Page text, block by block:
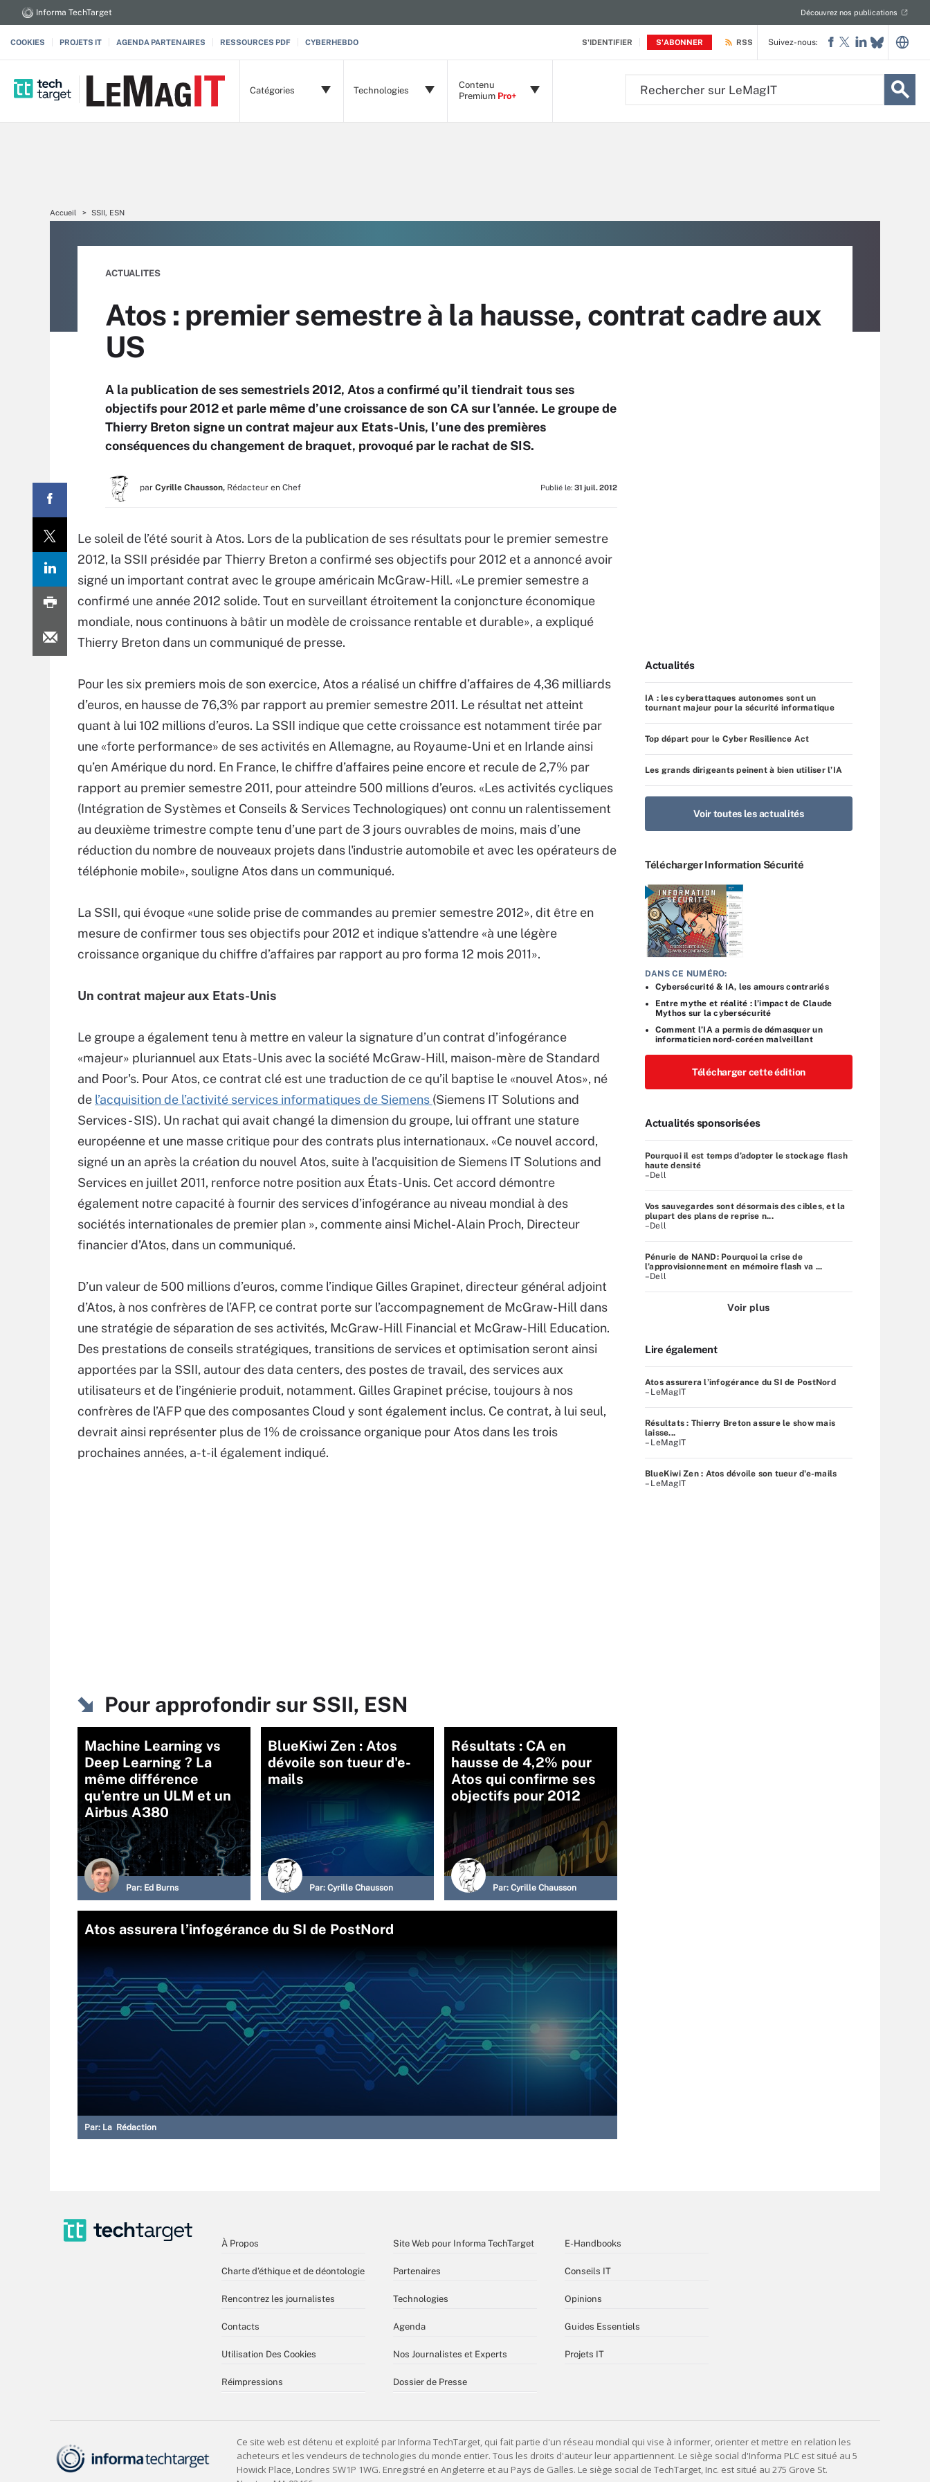
S'IDENTIFIER S'ABONNER
Informa TechTarget Découvrez nos publications
COOKIES PROJETS IT AGENDA PARTENAIRES RESSOURCES PDF CYBERHEBDO RSS
Catégories Technologies
Contenu
Premium Pro+
Suivez-nous:
Accueil SSII, ESN
ACTUALITES
Atos : premier semestre à la hausse, contrat cadre aux
US
A la publication de ses semestriels 2012, Atos a confirmé qu’il tiendrait tous ses
objectifs pour 2012 et parle même d’une croissance de son CA sur l’année. Le groupe de
Thierry Breton signe un contrat majeur aux Etats-Unis, l’une des premières
conséquences du changement de braquet, provoqué par le rachat de SIS.
par Cyrille Chausson, Rédacteur en Chef Publié le: 31 juil. 2012
Le soleil de l’été sourit à Atos. Lors de la publication de ses résultats pour le premier semestre
2012, la SSII présidée par Thierry Breton a confirmé ses objectifs pour 2012 et a annoncé avoir
signé un important contrat avec le groupe américain McGraw-Hill. «Le premier semestre a
confirmé une année 2012 solide. Tout en surveillant étroitement la conjoncture économique
mondiale, nous continuons à bâtir un modèle de croissance rentable et durable», a expliqué
Thierry Breton dans un communiqué de presse.
Pour les six premiers mois de son exercice, Atos a réalisé un chiffre d’affaires de 4,36 milliards
d’euros, en hausse de 76,3% par rapport au premier semestre 2011. Le résultat net atteint
quant à lui 102 millions d’euros. La SSII indique que cette croissance est notamment tirée par
une «forte performance» de ses activités en Allemagne, au Royaume-Uni et en Irlande ainsi
qu’en Amérique du nord. En France, le chiffre d’affaires peine encore et recule de 2,7% par
rapport au premier semestre 2011, pour atteindre 500 millions d’euros. «Les activités cycliques
(Intégration de Systèmes et Conseils & Services Technologiques) ont connu un ralentissement
au deuxième trimestre compte tenu d’une part de 3 jours ouvrables de moins, mais d’une
réduction du nombre de nouveaux projets dans l'industrie automobile et avec les opérateurs de
téléphonie mobile», souligne Atos dans un communiqué.
La SSII, qui évoque «une solide prise de commandes au premier semestre 2012», dit être en
mesure de confirmer tous ses objectifs pour 2012 et indique s'attendre «à une légère
croissance organique du chiffre d’affaires par rapport au pro forma 12 mois 2011».
Un contrat majeur aux Etats-Unis
Le groupe a également tenu à mettre en valeur la signature d’un contrat d’infogérance
«majeur» pluriannuel aux Etats-Unis avec la société McGraw-Hill, maison-mère de Standard
and Poor's. Pour Atos, ce contrat clé est une traduction de ce qu’il baptise le «nouvel Atos», né
de l’acquisition de l’activité services informatiques de Siemens (Siemens IT Solutions and
Services - SIS). Un rachat qui avait changé la dimension du groupe, lui offrant une stature
européenne et une masse critique pour des contrats plus internationaux. «Ce nouvel accord,
signé un an après la création du nouvel Atos, suite à l’acquisition de Siemens IT Solutions and
Services en juillet 2011, renforce notre position aux États-Unis. Cet accord démontre
également notre capacité à fournir des services d’infogérance au niveau mondial à des
sociétés internationales de premier plan », commente ainsi Michel-Alain Proch, Directeur
financier d’Atos, dans un communiqué.
D’un valeur de 500 millions d’euros, comme l’indique Gilles Grapinet, directeur général adjoint
d’Atos, à nos confrères de l’AFP, ce contrat porte sur l’accompagnement de McGraw-Hill dans
une stratégie de séparation de ses activités, McGraw-Hill Financial et McGraw-Hill Education.
Des prestations de conseils stratégiques, transitions de services et optimisation seront ainsi
apportées par la SSII, autour des data centers, des postes de travail, des services aux
utilisateurs et de l’ingénierie produit, notamment. Gilles Grapinet précise, toujours à nos
confrères de l’AFP que des composantes Cloud y sont également inclus. Ce contrat, à lui seul,
devrait ainsi représenter plus de 1% de croissance organique pour Atos dans les trois
prochaines années, a-t-il également indiqué.
Pour approfondir sur SSII, ESN
Machine Learning vs
Deep Learning ? La
même différence
qu'entre un ULM et un
Airbus A380
Par: Ed Burns
BlueKiwi Zen : Atos
dévoile son tueur d'e-
mails
Par: Cyrille Chausson
Résultats : CA en
hausse de 4,2% pour
Atos qui confirme ses
objectifs pour 2012
Par: Cyrille Chausson
Atos assurera l’infogérance du SI de PostNord
Par: La Rédaction
Actualités
IA : les cyberattaques autonomes sont un
tournant majeur pour la sécurité informatique
Top départ pour le Cyber Resilience Act
Les grands dirigeants peinent à bien utiliser l’IA
Voir toutes les actualités
Télécharger Information Sécurité
DANS CE NUMÉRO:
Cybersécurité & IA, les amours contrariés
Entre mythe et réalité : l’impact de Claude
Mythos sur la cybersécurité
Comment l’IA a permis de démasquer un
informaticien nord-coréen malveillant
Télécharger cette édition
Actualités sponsorisées
Pourquoi il est temps d’adopter le stockage flash
haute densité
–Dell
Vos sauvegardes sont désormais des cibles, et la
plupart des plans de reprise n...
–Dell
Pénurie de NAND: Pourquoi la crise de
l’approvisionnement en mémoire flash va ...
–Dell
Voir plus
Lire également
Atos assurera l’infogérance du SI de PostNord
– LeMagIT
Résultats : Thierry Breton assure le show mais
laisse...
– LeMagIT
BlueKiwi Zen : Atos dévoile son tueur d'e-mails
– LeMagIT
À Propos
Charte d’éthique et de déontologie
Rencontrez les journalistes
Contacts
Utilisation Des Cookies
Réimpressions
Site Web pour Informa TechTarget
Partenaires
Technologies
Agenda
Nos Journalistes et Experts
Dossier de Presse
E-Handbooks
Conseils IT
Opinions
Guides Essentiels
Projets IT